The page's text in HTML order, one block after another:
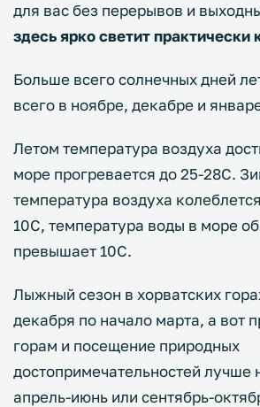
для вас без перерывов и
здесь ярко светит практически
Больше всего солнечных дней
всего в ноябре, декабре и
Летом температура воздуха
море прогревается до 25-28С.
температура воздуха
10С, температура воды в море
превышает 10С.
Лыжный сезон в хорватских
декабря по начало марта, а вот
горам и посещение природных
достопримечательностей лучше
апрель-июнь или сентябрь-